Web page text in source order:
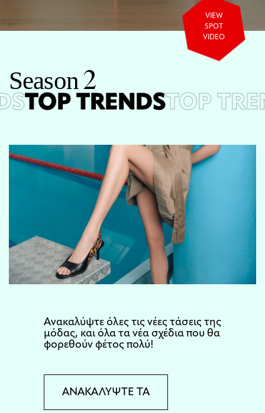
VIEW
SPOT
VIDEO
Season2
TOP TRENDSTOP
Aνακαλύψτε όλες τις νέες τάσεις της
μόδας, και όλα τα νέα σχέδια που θα
φορεθούν φέτος πολύ!
ΑΝΑΚΑΛΥΨΤΕ ΤΑ